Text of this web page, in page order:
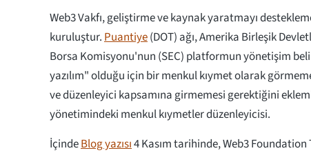
Web3 Vakfı, geliştirme ve kaynak yaratmayı
kuruluştur. Puantiye(DOT) ağı, Amerika Birleşik
Borsa Komisyonu'nun (SEC) platformun yönetişim
yazılım" olduğu için bir menkul kıymet olarak
ve düzenleyici kapsamına girmemesi gerektiğini
yönetimindeki menkul kıymetler düzenleyicisi.
İçindeBlog yazısı4 Kasım tarihinde, Web3